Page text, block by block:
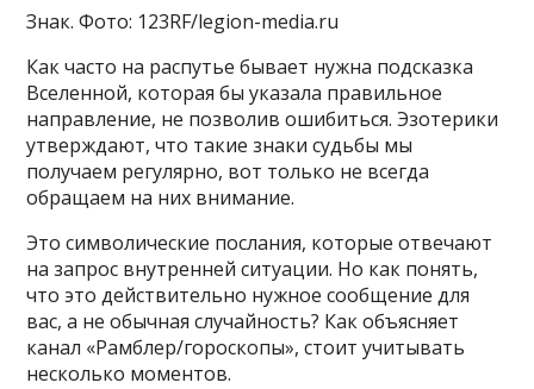
Знак. Фото: 123RF/legion-media.ru
Как часто на распутье бывает нужна подсказка
Вселенной, которая бы указала правильное
направление, не позволив ошибиться. Эзотерики
утверждают, что такие знаки судьбы мы
получаем регулярно, вот только не всегда
обращаем на них внимание.
Это символические послания, которые отвечают
на запрос внутренней ситуации. Но как понять,
что это действительно нужное сообщение для
вас, а не обычная случайность? Как объясняет
канал «Рамблер/гороскопы», стоит учитывать
несколько моментов.